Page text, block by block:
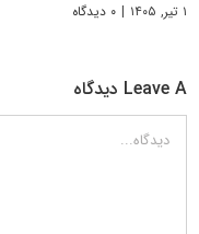
۱ تیر, ۱۴۰۵ | ۰ دیدگاه
Leave A دیدگاه
دیدگاه